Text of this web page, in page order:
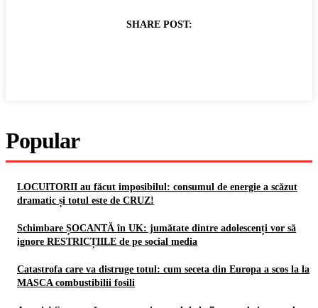
SHARE POST:
Popular
LOCUITORII au făcut imposibilul: consumul de energie a scăzut
dramatic și totul este de CRUZ!
Schimbare ȘOCANTĂ în UK: jumătate dintre adolescenți vor să
ignore RESTRICȚIILE de pe social media
Catastrofa care va distruge totul: cum seceta din Europa a scos la la
MASCA combustibilii fosili